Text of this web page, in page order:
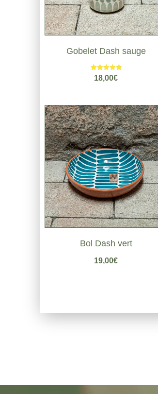
Gobelet Dash sauge
Note
5.00
18,00€
Bol Dash vert
19,00€